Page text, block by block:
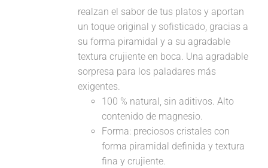
realzan el sabor de tus platos y aportan
un toque original y sofisticado, gracias a
su forma piramidal y a su agradable
textura crujiente en boca. Una agradable
sorpresa para los paladares más
exigentes.
100 % natural, sin aditivos. Alto
contenido de magnesio.
Forma: preciosos cristales con
forma piramidal definida y textura
fina y crujiente.